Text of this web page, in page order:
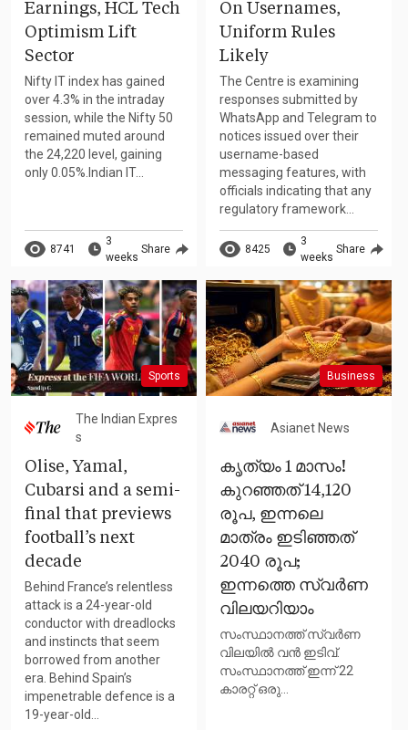
Earnings, HCL Tech
Optimism Lift
Sector
Nifty IT index has gained
over 4.3% in the intraday
session, while the Nifty 50
remained muted around
the 24,220 level, gaining
only 0.05%.Indian IT...
8741
3
weeks
Share
On Usernames,
Uniform Rules
Likely
The Centre is examining
responses submitted by
WhatsApp and Telegram to
notices issued over their
username-based
messaging features, with
officials indicating that any
regulatory framework...
8425
3
weeks
Share
Sports
The Indian Expres
s
Olise, Yamal,
Cubarsi and a semi-
final that previews
football’s next
decade
Behind France’s relentless
attack is a 24-year-old
conductor with dreadlocks
and instincts that seem
borrowed from another
era. Behind Spain’s
impenetrable defence is a
19-year-old...
Business
Asianet News
കൃത്യം 1 മാസം!
കുറഞ്ഞത് 14,120
രൂപ, ഇന്നലെ
മാത്രം ഇടിഞ്ഞത്
2040 രൂപ;
ഇന്നത്തെ സ്വർണ
വിലയറിയാം
സംസ്ഥാനത്ത് സ്വർണ
വിലയിൽ വൻ ഇടിവ്.
സംസ്ഥാനത്ത് ഇന്ന് 22
കാരറ്റ് ഒരു...